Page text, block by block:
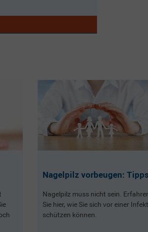
Nagelpilz vorbeugen: Tipps
Nagelpilz muss nicht sein.
Sie hier, wie Sie sich vor einer
schützen können.